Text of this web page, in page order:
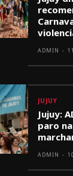
ADMIN -
JUJUY
Jujuy:
paro
ADMIN -